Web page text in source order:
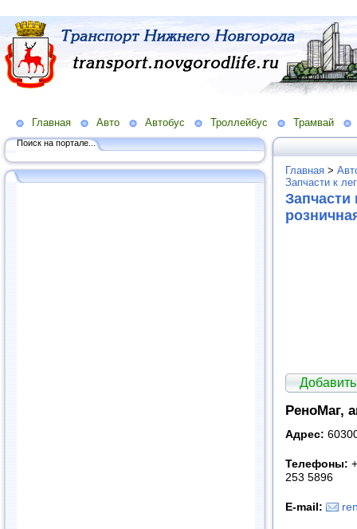
Главная Авто Автобус Троллейбус Трамвай
Поиск на портале...
Главная >
Запчасти к
РеноМаг,
Адрес:
Телефоны:
253 5896
E-mail: